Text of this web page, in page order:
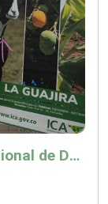
ICA superó la meta del Plan Nacional de Desarrollo y abrió 61 mercados internacionales